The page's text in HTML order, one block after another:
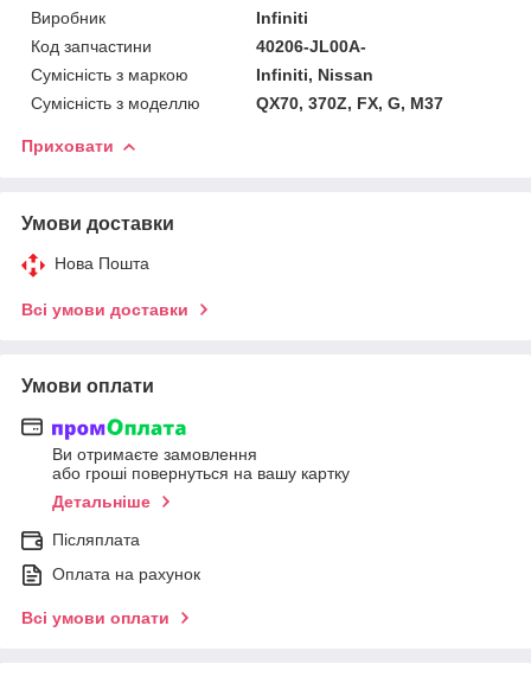
Виробник
Infiniti
Код запчастини
40206-JL00A-
Сумісність з маркою
Infiniti, Nissan
Сумісність з моделлю
QX70, 370Z, FX, G, M37
Приховати
Умови доставки
Нова Пошта
Всі умови доставки
Умови оплати
Ви отримаєте замовлення
або гроші повернуться на вашу картку
Детальніше
Післяплата
Оплата на рахунок
Всі умови оплати